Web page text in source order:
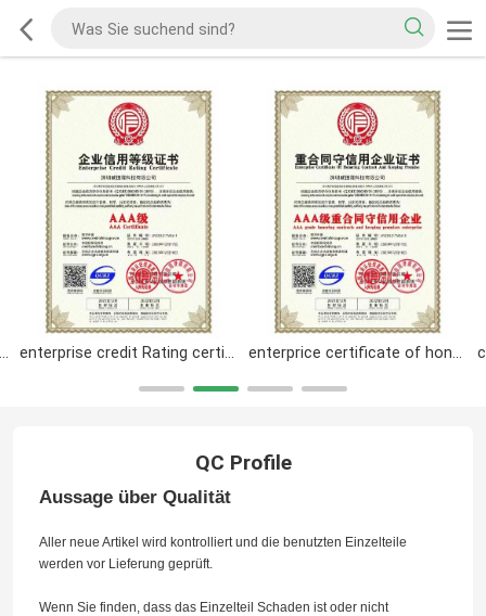
management demenstration unit enterprise credit Rating certificate enterprice certificate of honoring and keeping promise
QC Profile
Aussage über Qualität
Aller neue Artikel wird kontrolliert und die benutzten Einzelteile
werden vor Lieferung geprüft.
Wenn Sie finden, dass das Einzelteil Schaden ist oder nicht